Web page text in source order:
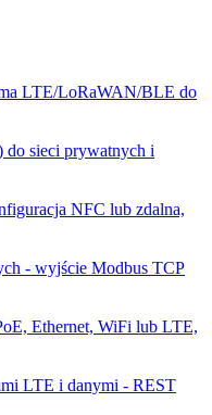
LTE/LoRaWAN/BLE do
do sieci prywatnych i
NFC lub zdalna,
- wyjście Modbus TCP
Ethernet, WiFi lub LTE,
LTE i danymi - REST